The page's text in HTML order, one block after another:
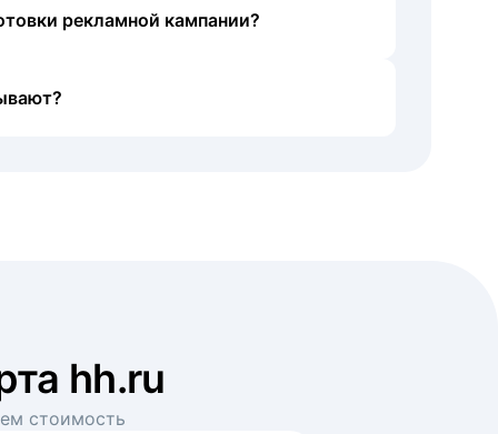
рекламной кампании?
hh.ru
стоимость